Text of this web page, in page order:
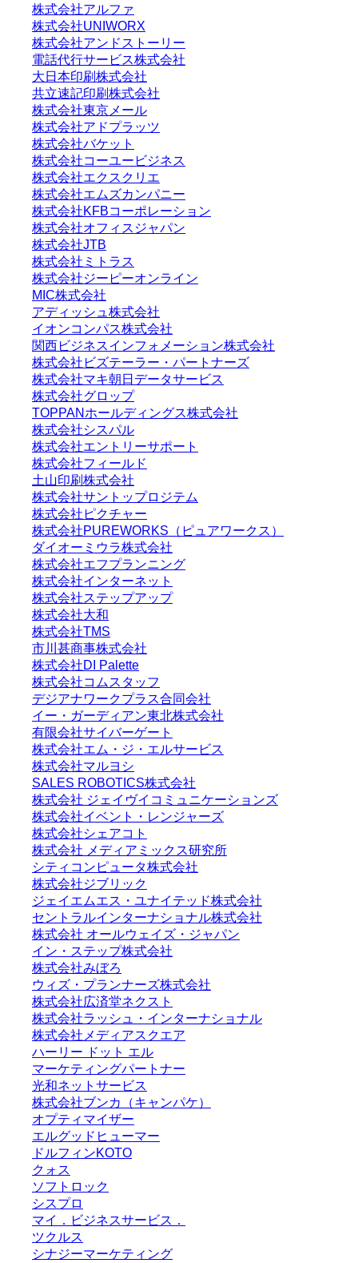
株式会社アルファ
株式会社UNIWORX
株式会社アンドストーリー
電話代行サービス株式会社
大日本印刷株式会社
共立速記印刷株式会社
株式会社東京メール
株式会社アドプラッツ
株式会社バケット
株式会社コーユービジネス
株式会社エクスクリエ
株式会社エムズカンパニー
株式会社KFBコーポレーション
株式会社オフィスジャパン
株式会社JTB
株式会社ミトラス
株式会社ジーピーオンライン
MIC株式会社
アディッシュ株式会社
イオンコンパス株式会社
関西ビジネスインフォメーション株式会社
株式会社ビズテーラー・パートナーズ
株式会社マキ朝日データサービス
株式会社グロップ
TOPPANホールディングス株式会社
株式会社シスパル
株式会社エントリーサポート
株式会社フィールド
土山印刷株式会社
株式会社サントップロジテム
株式会社ピクチャー
株式会社PUREWORKS（ピュアワークス）
ダイオーミウラ株式会社
株式会社エフプランニング
株式会社インターネット
株式会社ステップアップ
株式会社大和
株式会社TMS
市川甚商事株式会社
株式会社DI Palette
株式会社コムスタッフ
デジアナワークプラス合同会社
イー・ガーディアン東北株式会社
有限会社サイバーゲート
株式会社エム・ジ・エルサービス
株式会社マルヨシ
SALES ROBOTICS株式会社
株式会社 ジェイヴイコミュニケーションズ
株式会社イベント・レンジャーズ
株式会社シェアコト
株式会社 メディアミックス研究所
シティコンピュータ株式会社
株式会社ジブリック
ジェイエムエス・ユナイテッド株式会社
セントラルインターナショナル株式会社
株式会社 オールウェイズ・ジャパン
イン・ステップ株式会社
株式会社みぼろ
ウィズ・プランナーズ株式会社
株式会社広済堂ネクスト
株式会社ラッシュ・インターナショナル
株式会社メディアスクエア
ハーリー ドット エル
マーケティングパートナー
光和ネットサービス
株式会社ブンカ（キャンパケ）
オプティマイザー
エルグッドヒューマー
ドルフィンKOTO
クォス
ソフトロック
シスプロ
マイ．ビジネスサービス．
ツクルス
シナジーマーケティング